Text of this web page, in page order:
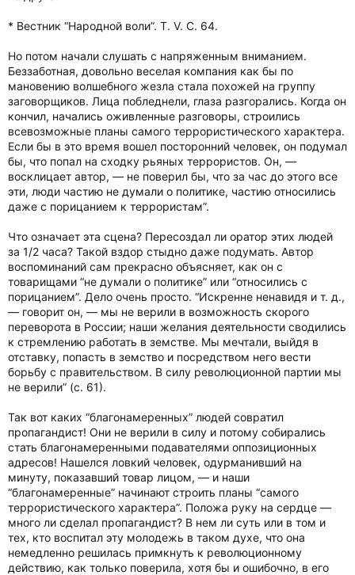
* Вестник “Народной воли”. Т. V. С. 64.
Но потом начали слушать с напряженным вниманием.
Беззаботная, довольно веселая компания как бы по
мановению волшебного жезла стала похожей на группу
заговорщиков. Лица побледнели, глаза разгорались. Когда он
кончил, начались оживленные разговоры, строились
всевозможные планы самого террористического характера.
Если бы в это время вошел посторонний человек, он подумал
бы, что попал на сходку рьяных террористов. Он, —
восклицает автор, — не поверил бы, что за час до этого все
эти, люди частию не думали о политике, частию относились
даже с порицанием к террористам”.
Что означает эта сцена? Пересоздал ли оратор этих людей
за 1/2 часа? Такой вздор стыдно даже подумать. Автор
воспоминаний сам прекрасно объясняет, как он с
товарищами “не думали о политике” или “относились с
порицанием”. Дело очень просто. “Искренне ненавидя и т. д.,
— говорит он, — мы не верили в возможность скорого
переворота в России; наши желания деятельности сводились
к стремлению работать в земстве. Мы мечтали, выйдя в
отставку, попасть в земство и посредством него вести
борьбу с правительством. В силу революционной партии мы
не верили” (с. 61).
Так вот каких “благонамеренных” людей совратил
пропагандист! Они не верили в силу и потому собирались
стать благонамеренными подавателями оппозиционных
адресов! Нашелся ловкий человек, одурманивший на
минуту, показавший товар лицом, — и наши
“благонамеренные” начинают строить планы “самого
террористического характера”. Положа руку на сердце —
много ли сделал пропагандист? В нем ли суть или в том и
тех, кто воспитал эту молодежь в таком духе, что она
немедленно решилась примкнуть к революционному
действию, как только поверила, хотя бы и ошибочно, в его